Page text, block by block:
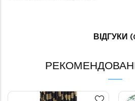
ВІДГУКИ